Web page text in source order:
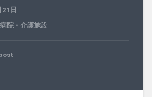
21日
病院・介護施設